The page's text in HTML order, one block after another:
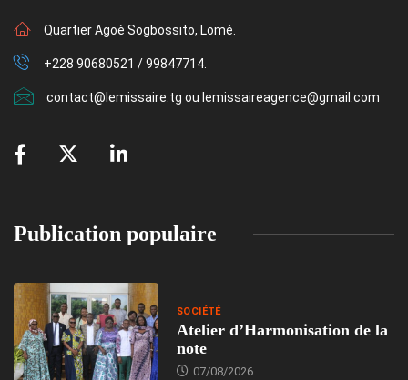
Quartier Agoè Sogbossito, Lomé.
+228 90680521 / 99847714.
contact@lemissaire.tg ou lemissaireagence@gmail.com
Publication populaire
SOCIÉTÉ
Atelier d’Harmonisation de la
note
07/08/2026